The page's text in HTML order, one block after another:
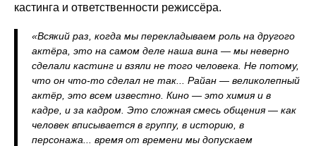
кастинга и ответственности режиссёра.
«Всякий раз, когда мы перекладываем роль на другого
актёра, это на самом деле наша вина — мы неверно
сделали кастинг и взяли не того человека. Не потому,
что он что‑то сделал не так... Райан — великолепный
актёр, это всем известно. Кино — это химия и в
кадре, и за кадром. Это сложная смесь общения — как
человек вписывается в группу, в историю, в
персонажа... время от времени мы допускаем